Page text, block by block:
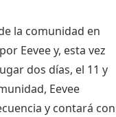
la comunidad en
Eevee y, esta vez
dos días, el 11 y
Eevee
y contará con